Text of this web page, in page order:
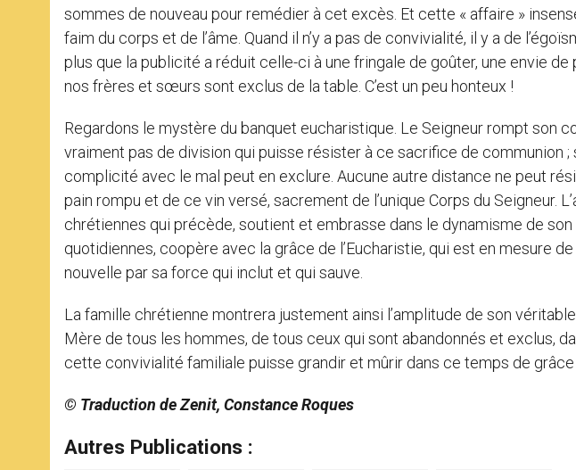
sommes de nouveau pour remédier à cet excès. Et cette « affaire »
faim du corps et de l’âme. Quand il n’y a pas de convivialité, il y a de
plus que la publicité a réduit celle-ci à une fringale de goûter, une envie
nos frères et sœurs sont exclus de la table. C’est un peu honteux !
Regardons le mystère du banquet eucharistique. Le Seigneur rompt son
vraiment pas de division qui puisse résister à ce sacrifice de communion
complicité avec le mal peut en exclure. Aucune autre distance ne peut
pain rompu et de ce vin versé, sacrement de l’unique Corps du Seigneur.
chrétiennes qui précède, soutient et embrasse dans le dynamisme de
quotidiennes, coopère avec la grâce de l’Eucharistie, qui est en mesure
nouvelle par sa force qui inclut et qui sauve.
La famille chrétienne montrera justement ainsi l’amplitude de son véritable
Mère de tous les hommes, de tous ceux qui sont abandonnés et exclus,
cette convivialité familiale puisse grandir et mûrir dans ce temps de
© Traduction de Zenit, Constance Roques
Autres Publications :